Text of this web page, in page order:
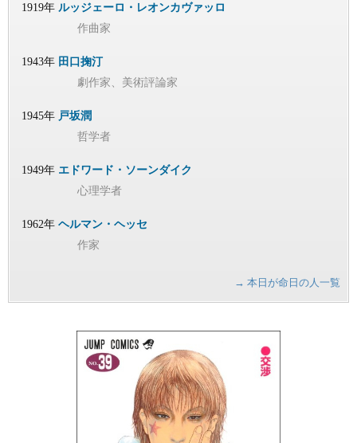
1919年 ルッジェーロ・レオンカヴァッロ
作曲家
1943年 田口掬汀
劇作家、美術評論家
1945年 戸坂潤
哲学者
1949年 エドワード・ソーンダイク
心理学者
1962年 ヘルマン・ヘッセ
作家
→ 本日が命日の人一覧